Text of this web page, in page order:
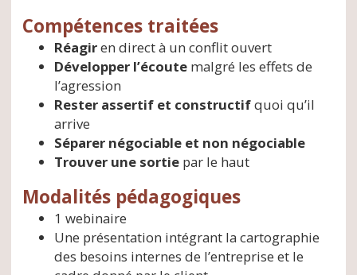
Compétences traitées
Réagiren direct à un conflit ouvert
Développer l’écoute malgré les effets de
l’agression
Rester assertif et constructifquoi qu’il
arrive
Séparer négociable et non négociable
Trouver une sortie par le haut
Modalités pédagogiques
1 webinaire
Une présentation intégrant la cartographie
des besoins internes de l’entreprise et le